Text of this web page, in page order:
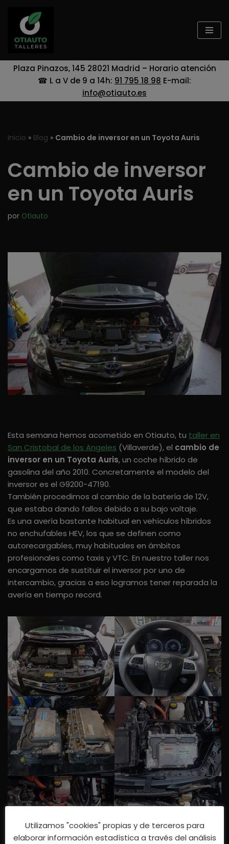
Saltar
contenido
Plaza Pinazos, 145 28021 Madrid – Horario atención
☎ L a V de 9 a 14h: 91 795 18 98 E-mail:
info@otiauto.es
Inicio » Blog » Cambio de inversor en un Toyota Auris
Cambio de inversor
en un Toyota Auris
por Otiauto
Esta semana hemos acometido en Otiauto, tu taller en
San Cristobal de los Angeles (Villaverde), el cambio de
inversor en un Toyota Auris, un coche híbrido de
gasolina del año 2010. Concretamente el modelo del
inversor es el G9200-47190.
También procedimos al cambio de la batería de 12V,
que estaba dando fallos debido a su bajo voltaje.
Es una avería bastante habitual en vehículos híbridos
no enchufables HEV, los que se definen como
autorecargables, muy habituales en ámbitos
profesionales como taxis y VTC. En nuestro taller nos
encargamos de sustituir el inversor por uno de
intercambio, gracias a eso logramos tener reparada la
avería en tiempo record.
Utilizamos "cookies" propias y de terceros para
elaborar información estadística a través del análisis